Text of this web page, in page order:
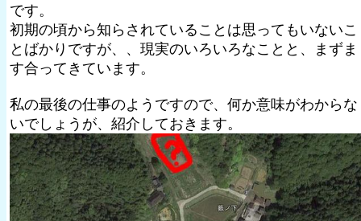
です。
初期の頃から知らされていることは思ってもいないこ
とばかりですが、、現実のいろいろなことと、まずま
す合ってきています。
私の最後の仕事のようですので、何か意味がわからな
いでしょうが、紹介しておきます。